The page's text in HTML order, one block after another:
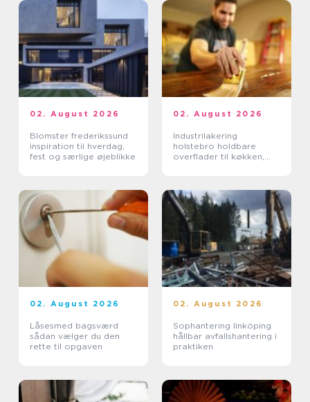
02. August 2026
Blomster frederikssund
inspiration til hverdag,
fest og særlige øjeblikke
02. August 2026
Industrilakering
holstebro holdbare
overflader til køkken,
02. August 2026
Låsesmed bagsværd
sådan vælger du den
rette til opgaven
02. August 2026
Sophantering linköping
hållbar avfallshantering i
praktiken